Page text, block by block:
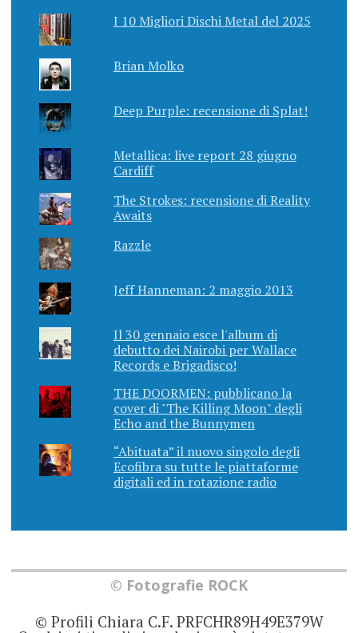
I 10 Migliori Dischi Metal del 2025
Brian Molko
Deep Purple: recensione di Splat!
Metallica: live report 28 giugno
Cardiff
The Strokes: recensione di Reality
Awaits
Razzle
Jeff Hanneman: 2 maggio 2013
Il 30 gennaio esce l'album di
debutto dei Nairobi per Wallace
Records e Brigadisco!
THE DOORMEN: pubblicano la
cover di "The Killing Moon" degli
Echo and the Bunnymen
“Abituata” il nuovo singolo degli
Ecofibra su tutte le piattaforme
digitali ed in rotazione radio
© Fotografie ROCK
© Profili Chiara C.F. PRFCHR89H49E379W